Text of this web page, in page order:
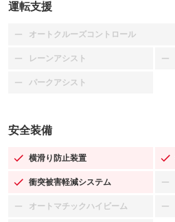
運転支援
オートクルーズコントロール
：装備なし
レーンアシスト
：装備なし
パークアシスト
：装備なし
安全装備
横滑り防止装置
：装備あり
衝突被害軽減システム
：装備あり
オートマチックハイビーム
：装備なし